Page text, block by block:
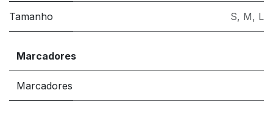
Tamanho S, M, L
Marcadores
Marcadores